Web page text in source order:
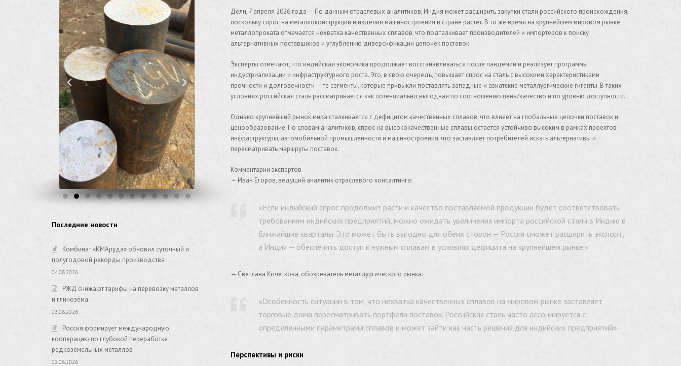
Дели, 7 апреля 2026 года — По данным отраслевых аналитиков, Индия может расширить закупки стали российского происхождения,
поскольку спрос на металлоконструкции и изделия машиностроения в стране растет. В то же время на крупнейшем мировом рынке
металлопроката отмечается нехватка качественных сплавов, что подталкивает производителей и импортеров к поиску
альтернативных поставщиков и углублению диверсификации цепочек поставок.
Эксперты отмечают, что индийская экономика продолжает восстанавливаться после пандемии и реализует программы
индустриализации и инфраструктурного роста. Это, в свою очередь, повышает спрос на сталь с высокими характеристиками
прочности и долговечности — те сегменты, которые привыкли поставлять западные и азиатские металлургические гиганты. В таких
условиях российская сталь рассматривается как потенциально выгодная по соотношению цена/качество и по уровню доступности.
Однако крупнейший рынок мира сталкивается с дефицитом качественных сплавов, что влияет на глобальные цепочки поставок и
ценообразование. По словам аналитиков, спрос на высококачественные сплавы остается устойчиво высоким в рамках проектов
инфраструктуры, автомобильной промышленности и машиностроения, что заставляет потребителей искать альтернативы и
пересматривать маршруты поставок.
Комментарии экспертов
— Иван Егоров, ведущий аналитик отраслевого консалтинга:
«Если индийский спрос продолжит расти и качество поставляемой продукции будет соответствовать
требованиям индийских предприятий, можно ожидать увеличения импорта российской стали в Индию в
ближайшие кварталы. Это может быть выгодно для обеих сторон — Россия сможет расширить экспорт,
а Индия — обеспечить доступ к нужным сплавам в условиях дефицита на крупнейшем рынке.»
— Светлана Кочеткова, обозреватель металлургического рынка:
«Особенность ситуации в том, что нехватка качественных сплавов на мировом рынке заставляет
торговые дома пересматривать портфели поставок. Российская сталь часто ассоциируется с
определенными параметрами сплавов и может зайти как часть решения для индийских предприятий».
Перспективы и риски
Последние новости
Комбинат «КМАруда» обновил суточный и
полугодовой рекорды производства
04.08.2026
РЖД снижают тарифы на перевозку металлов
и глинозёма
03.08.2026
Россия формирует международную
кооперацию по глубокой переработке
редкоземельных металлов
02.08.2026